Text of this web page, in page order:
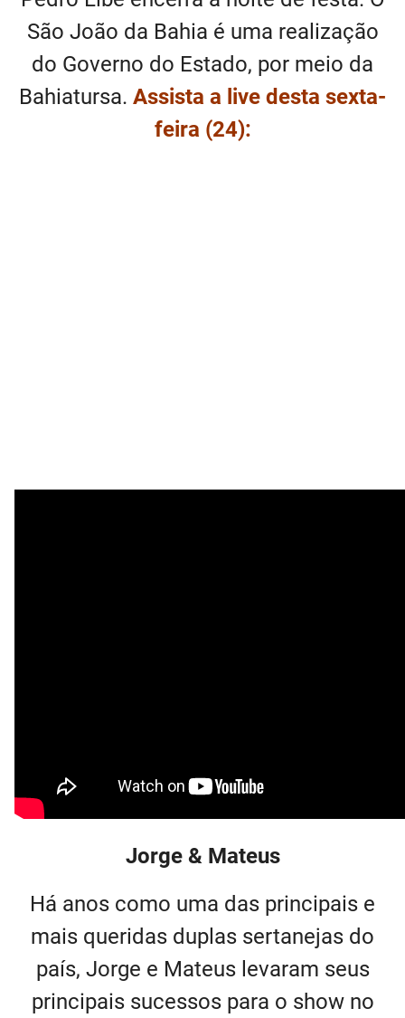
São João da Bahia é uma realização
do Governo do Estado, por meio da
Bahiatursa. Assista a live desta sexta-
feira (24):
Jorge & Mateus
Há anos como uma das principais e
mais queridas duplas sertanejas do
país, Jorge e Mateus levaram seus
principais sucessos para o show no